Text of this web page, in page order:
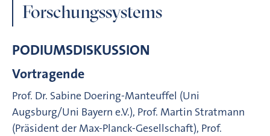
Forschungssystems
PODIUMSDISKUSSION
Vortragende
Prof. Dr. Sabine Doering-Manteuffel (Uni
Augsburg/Uni Bayern e.V.), Prof. Martin Stratmann
(Präsident der Max-Planck-Gesellschaft), Prof.